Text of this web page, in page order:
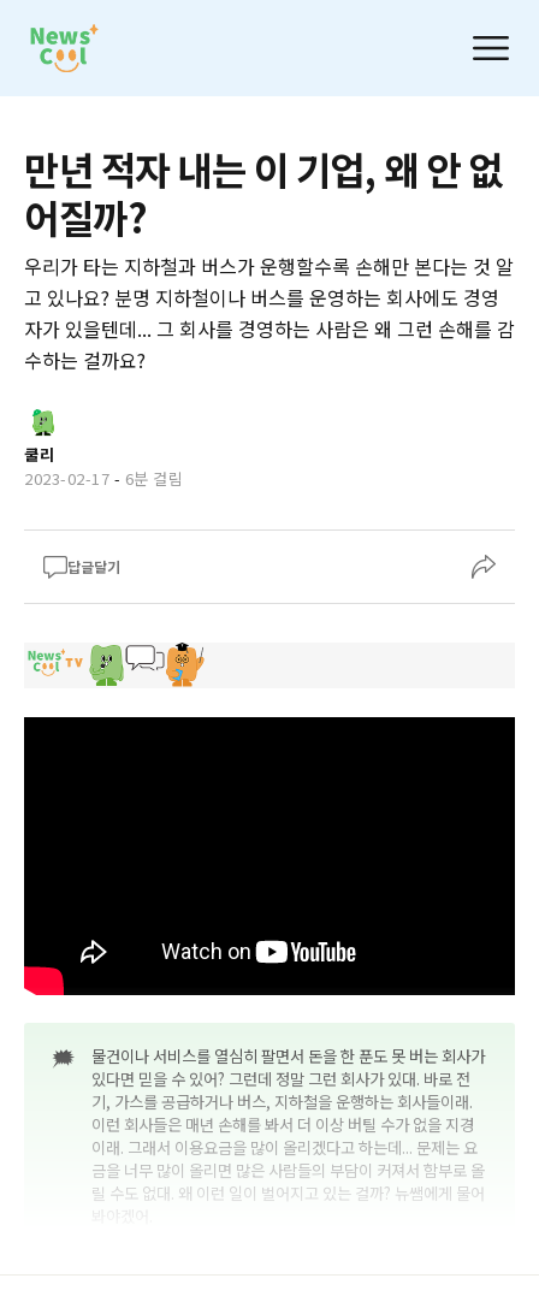
만년 적자 내는 이 기업, 왜 안 없
어질까?
우리가 타는 지하철과 버스가 운행할수록 손해만 본다는 것 알
고 있나요? 분명 지하철이나 버스를 운영하는 회사에도 경영
자가 있을텐데... 그 회사를 경영하는 사람은 왜 그런 손해를 감
수하는 걸까요?
쿨리
2023-02-17 - 6분 걸림
답글달기
🗯️
물건이나 서비스를 열심히 팔면서 돈을 한 푼도 못 버는 회사가
있다면 믿을 수 있어? 그런데 정말 그런 회사가 있대. 바로 전
기, 가스를 공급하거나 버스, 지하철을 운행하는 회사들이래.
이런 회사들은 매년 손해를 봐서 더 이상 버틸 수가 없을 지경
이래. 그래서 이용요금을 많이 올리겠다고 하는데... 문제는 요
금을 너무 많이 올리면 많은 사람들의 부담이 커져서 함부로 올
릴 수도 없대. 왜 이런 일이 벌어지고 있는 걸까? 뉴쌤에게 물어